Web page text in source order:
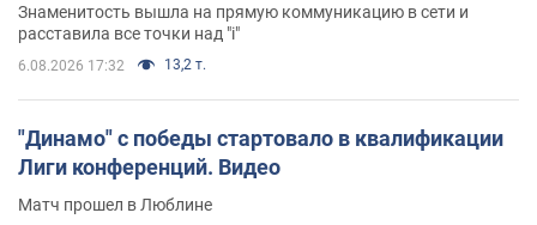
Знаменитость вышла на прямую коммуникацию в сети и
расставила все точки над "i"
6.08.2026 17:32 13,2 т.
"Динамо" с победы стартовало в квалификации
Лиги конференций. Видео
Матч прошел в Люблине